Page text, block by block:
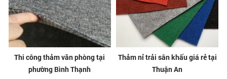
Thi công thảm văn phòng tại
phường Bình Thạnh
Thảm nỉ trải sân khấu giá rẻ tại
Thuận An